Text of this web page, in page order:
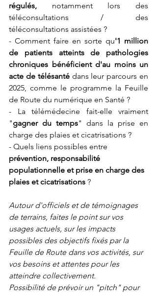
régulés, notamment lors des
téléconsultations / des
téléconsultations assistées ?
- Comment faire en sorte qu'1 million
de patients atteints de pathologies
chroniques bénéficient d'au moins un
acte de télésanté dans leur parcours en
2025, comme le programme la Feuille
de Route du numérique en Santé ?
- La télémédecine fait-elle vraiment
"gagner du temps" dans la prise en
charge des plaies et cicatrisations ?
- Quels liens possibles entre
prévention, responsabilité
populationnelle et prise en charge des
plaies et cicatrisations ?
Autour d'officiels et de témoignages
de terrains, faites le point sur vos
usages actuels, sur les impacts
possibles des objectifs fixés par la
Feuille de Route dans vos activités, sur
vos besoins et attentes pour les
atteindre collectivement.
Possibilité de prévoir un "pitch" pour